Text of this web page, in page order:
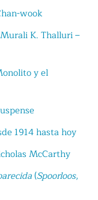
wook
K. Thalluri –
y el
1914 hasta hoy
McCarthy
(Spoorloos,